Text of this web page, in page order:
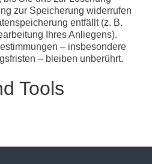
zur Speicherung widerrufen
entfällt (z. B.
Ihres Anliegens).
– insbesondere
– bleiben unberührt.
Tools